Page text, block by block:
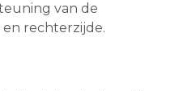
van de
rechterzijde.